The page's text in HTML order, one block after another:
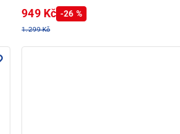
949 Kč -26 %
1.299 Kč